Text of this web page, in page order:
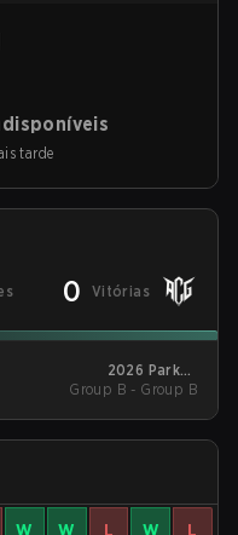
tarde
0 Vitórias
2026 Parken
Challenger
Group B - Group B
W W L W L